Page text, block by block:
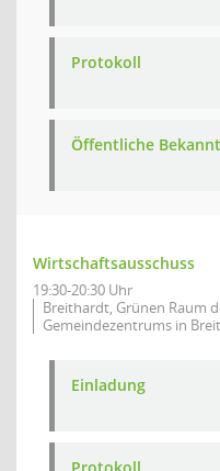
Protokoll
Öffentliche
Wirtschaftsausschuss
19:30-20:30 Uhr
Breithardt, Grünen Raum
Gemeindezentrums in
Einladung